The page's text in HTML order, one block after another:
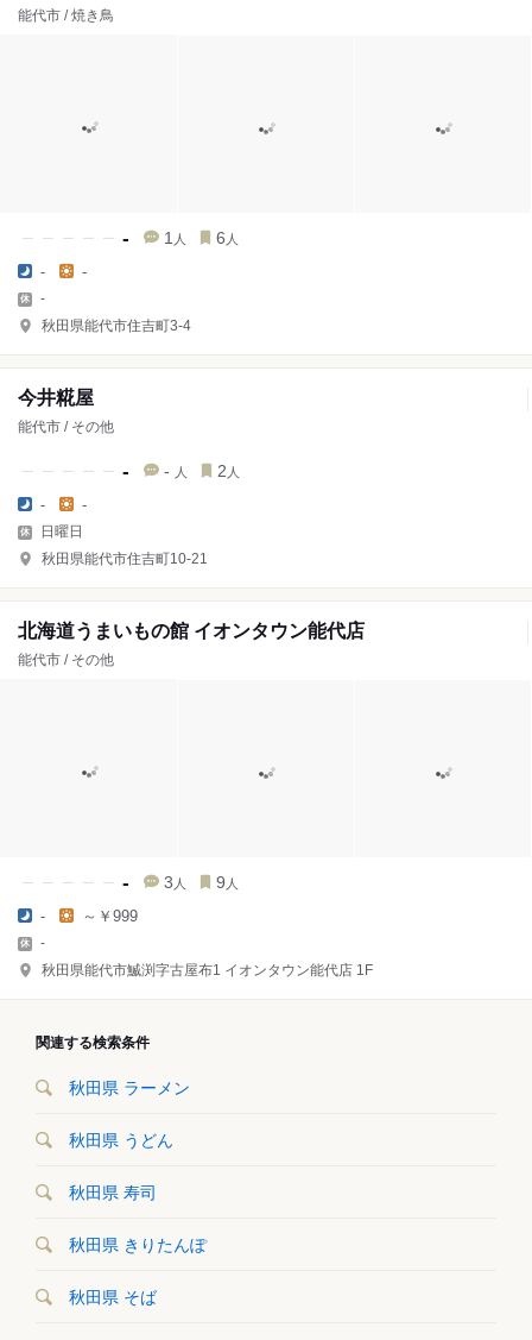
能代市 / 焼き鳥
- 1 人 6 人
- -
-
秋田県能代市住吉町3-4
今井糀屋
能代市 / その他
- - 人 2 人
- -
日曜日
秋田県能代市住吉町10-21
北海道うまいもの館 イオンタウン能代店
能代市 / その他
- 3 人 9 人
- ～￥999
-
秋田県能代市鰄渕字古屋布1 イオンタウン能代店 1F
関連する検索条件
秋田県 ラーメン
秋田県 うどん
秋田県 寿司
秋田県 きりたんぽ
秋田県 そば